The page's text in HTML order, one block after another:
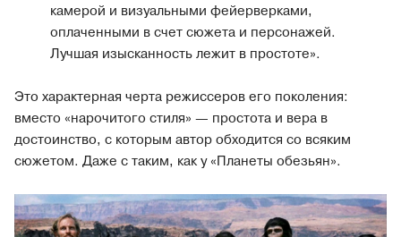
камерой и визуальными фейерверками,
оплаченными в счет сюжета и персонажей.
Лучшая изысканность лежит в простоте».
Это характерная черта режиссеров его поколения:
вместо «нарочитого стиля» — простота и вера в
достоинство, с которым автор обходится со всяким
сюжетом. Даже с таким, как у «Планеты обезьян».